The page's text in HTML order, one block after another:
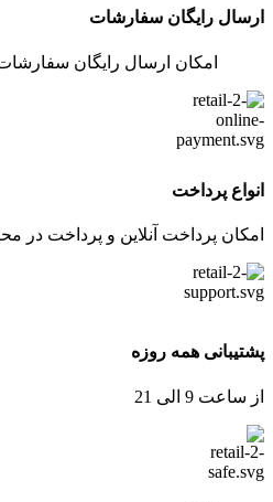
ارسال رایگان سفارشات
امکان ارسال رایگان سفارشات بالای 10
انواع پرداخت
امکان پرداخت آنلاین و پرداخت در
پشتیبانی همه روزه
از ساعت 9 الی 21